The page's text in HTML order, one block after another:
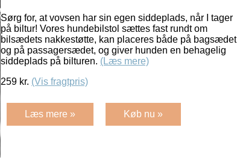
Sørg for, at vovsen har sin egen siddeplads, når I tager
på biltur! Vores hundebilstol sættes fast rundt om
bilsædets nakkestøtte, kan placeres både på bagsædet
og på passagersædet, og giver hunden en behagelig
siddeplads på bilturen. (Læs mere)
259 kr. (Vis fragtpris)
Læs mere » Køb nu »